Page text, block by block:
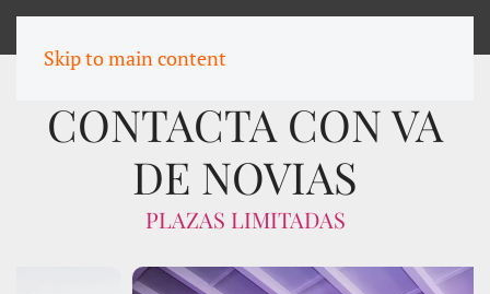
Skip to main content
CONTACTA CON VA
DE NOVIAS
PLAZAS LIMITADAS